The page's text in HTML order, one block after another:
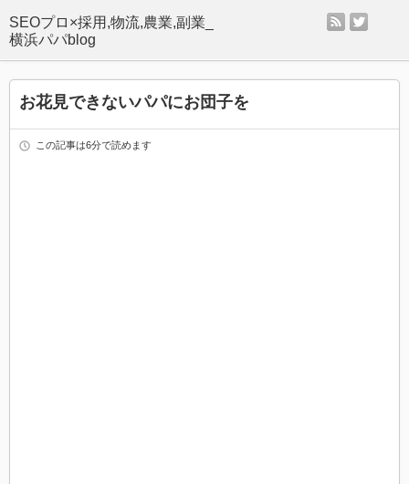
SEOプロ×採用,物流,農業,副業_
横浜パパblog
rss
お花見できないパパにお団子を
この記事は6分で読めます